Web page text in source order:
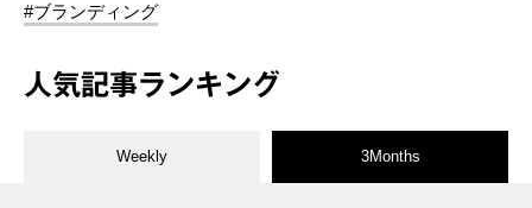
#ブランディング
人気記事ランキング
Weekly 3Months